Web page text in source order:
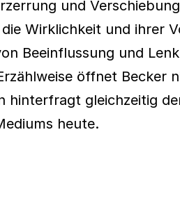
und
Wirklichkeit und ihrer
Beeinflussung und
öffnet Becker
hinterfragt gleichzeitig
heute.